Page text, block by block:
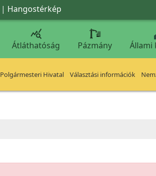
| Hangostérkép

Átláthatóság Pázmány Állami
Polgármesteri Hivatal Választási információk